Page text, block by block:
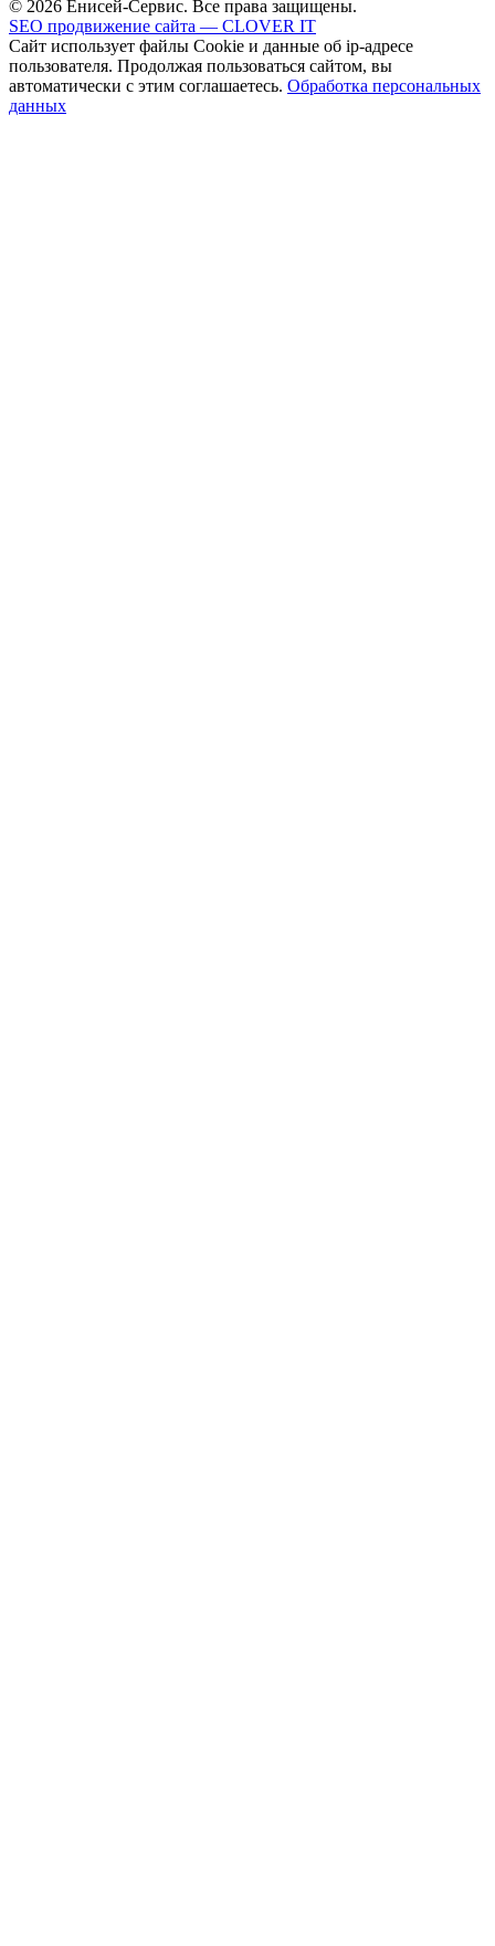
© 2026 Енисей-Сервис. Все права защищены.
SEO продвижение сайта — CLOVER IT
Сайт использует файлы Cookie и данные об ip-адресе
пользователя. Продолжая пользоваться сайтом, вы
автоматически с этим соглашаетесь. Обработка персональных
данных